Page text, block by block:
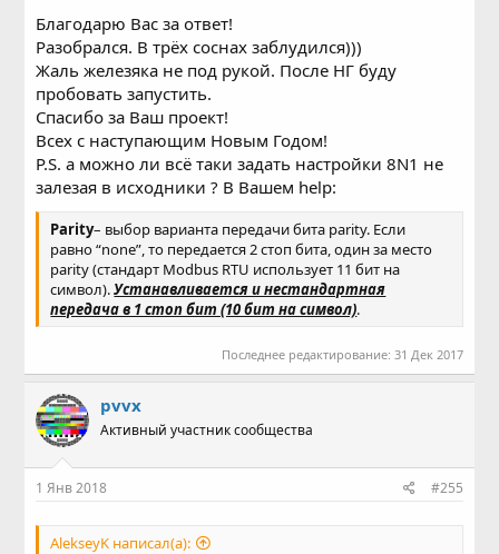
Посмотреть вложение 5356
Благодарю Вас за ответ!
Разобрался. В трёх соснах заблудился)))
Жаль железяка не под рукой. После НГ буду
пробовать запустить.
Спасибо за Ваш проект!
Всех с наступающим Новым Годом!
P.S. а можно ли всё таки задать настройки 8N1 не
залезая в исходники ? В Вашем help:
Parity– выбор варианта передачи бита parity. Если
равно “none”, то передается 2 стоп бита, один за место
parity (стандарт Modbus RTU использует 11 бит на
символ).Устанавливается и нестандартная
передача в 1 стоп бит (10 бит на символ).
Последнее редактирование: 31 Дек 2017
pvvx
Активный участник сообщества
1 Янв 2018 #255
AlekseyK написал(а):